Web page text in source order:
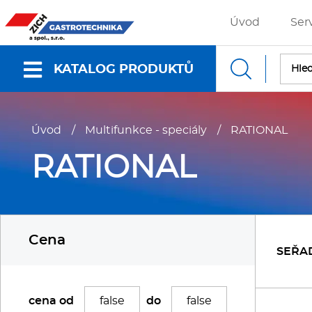
Úvod
KATALOG PRODUKTŮ
Nabídky a katalogy
Gastronádoby
Úvod / Multifunkce - speciály / RATIONAL
RATIONAL
Cena
cena od do